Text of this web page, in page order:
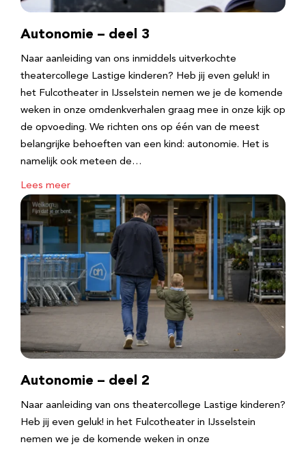
Autonomie – deel 3
Naar aanleiding van ons inmiddels uitverkochte
theatercollege Lastige kinderen? Heb jij even geluk! in
het Fulcotheater in IJsselstein nemen we je de komende
weken in onze omdenkverhalen graag mee in onze kijk op
de opvoeding. We richten ons op één van de meest
belangrijke behoeften van een kind: autonomie. Het is
namelijk ook meteen de…
Lees meer
Autonomie – deel 2
Naar aanleiding van ons theatercollege Lastige kinderen?
Heb jij even geluk! in het Fulcotheater in IJsselstein
nemen we je de komende weken in onze